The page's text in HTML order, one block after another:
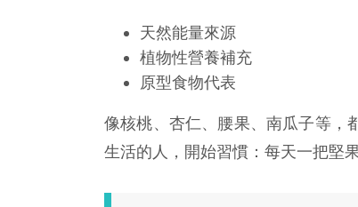
天然能量來源
植物性營養補充
原型食物代表
像核桃、杏仁、腰果、南瓜子等，
生活的人，開始習慣：每天一把堅果